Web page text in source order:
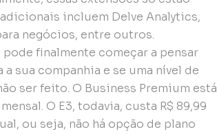
incluem Delve Analytics,
negócios, entre outros.
finalmente começar a pensar
sua companhia e se uma nível de
ser feito. O Business Premium está
O E3, todavia, custa R$ 89,99
ou seja, não há opção de plano